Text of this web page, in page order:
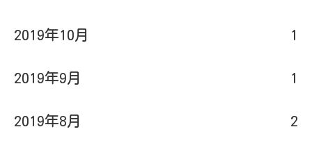
2019年10月 1
2019年9月 1
2019年8月 2